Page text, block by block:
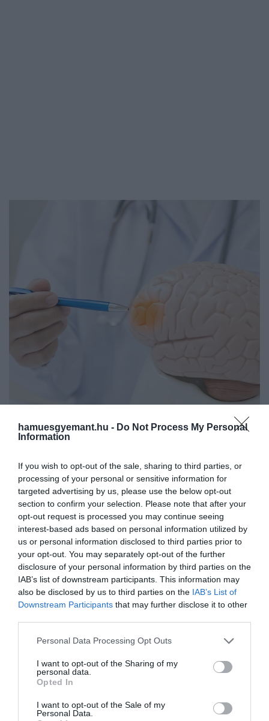
hamuesgyemant.hu - Do Not Process My Personal
Information
If you wish to opt-out of the sale, sharing to third parties, or
processing of your personal or sensitive information for
targeted advertising by us, please use the below opt-out
section to confirm your selection. Please note that after your
opt-out request is processed you may continue seeing
interest-based ads based on personal information utilized by
us or personal information disclosed to third parties prior to
your opt-out. You may separately opt-out of the further
disclosure of your personal information by third parties on the
IAB’s list of downstream participants. This information may
also be disclosed by us to third parties on the IAB’s List of
Downstream Participants that may further disclose it to other
Please note that this website/app uses one or more Google
not limited to your visit or usage behaviour. You may click to
grant or deny consent to Google and its third-party tags to
use your data for below specified purposes in below Google
consent section.
Personal Data Processing Opt Outs
I want to opt-out of the Sharing of my
personal data.
Opted In
I want to opt-out of the Sale of my
Personal Data.
egyben legnehezebb emberi agyával egy
19. századi holland férfi rendelkezett, aki
azonban épp emiatt súlyos
betegségekben szenvedett, majd alig 21
évesen elhunyt.
2024. NOVEMBER 7. ● TURI DÁNIEL
Rekord: a világ legnagyobb
agya kétszerese volt az
átlagos…
TURI DÁNIEL